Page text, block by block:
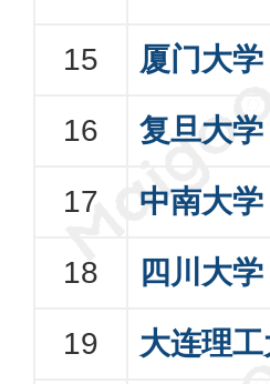
厦门大学
复旦大学
中南大学
四川大学
大连理